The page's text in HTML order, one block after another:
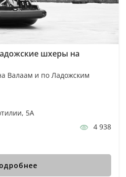
шхеры на
Валаам и по Ладожским
5А
4 938